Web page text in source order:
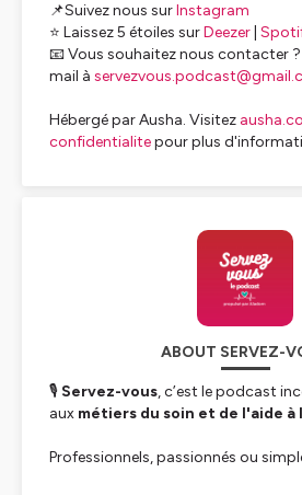
📌Suivez nous surInstagram
⭐ Laissez 5 étoiles surDeezer
📧 Vous souhaitez nous contacter ?
mail à
Hébergé par Ausha. Visitez
confidentialitepour plus
ABOUT SERVEZ-
🎙️ Servez-vous, c’est le podcast
aux métiers du soin et de l'aide à
Professionnels, passionnés ou